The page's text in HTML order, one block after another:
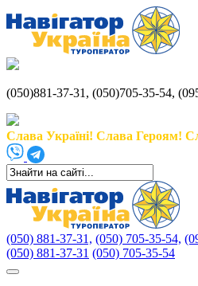
(050)881-37-31, (050)705-35-54,
Слава Україні! Слава Героям!
(050) 881-37-31, (050) 705-35-54,
(050) 881-37-31 (050) 705-35-54